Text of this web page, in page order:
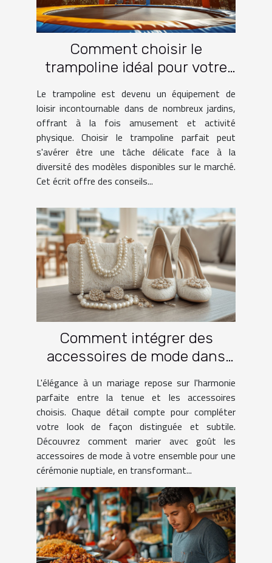
Comment choisir le
trampoline idéal pour votre
Le trampoline est devenu un équipement de
loisir incontournable dans de nombreux jardins,
offrant à la fois amusement et activité
physique. Choisir le trampoline parfait peut
s'avérer être une tâche délicate face à la
diversité des modèles disponibles sur le marché.
Cet écrit offre des conseils...
Comment intégrer des
accessoires de mode dans
une tenue de mariage
L'élégance à un mariage repose sur l'harmonie
parfaite entre la tenue et les accessoires
choisis. Chaque détail compte pour compléter
votre look de façon distinguée et subtile.
Découvrez comment marier avec goût les
accessoires de mode à votre ensemble pour une
cérémonie nuptiale, en transformant...